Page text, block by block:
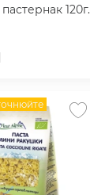
120г.